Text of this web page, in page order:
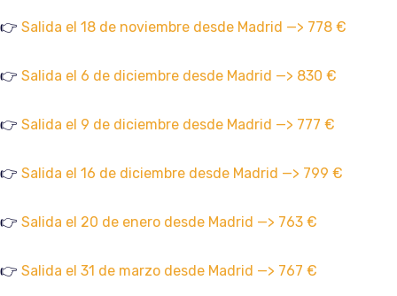
👉 Salida el 18 de noviembre desde Madrid —> 778 €
👉 Salida el 6 de diciembre desde Madrid —> 830 €
👉 Salida el 9 de diciembre desde Madrid —> 777 €
👉 Salida el 16 de diciembre desde Madrid —> 799 €
👉 Salida el 20 de enero desde Madrid —> 763 €
👉 Salida el 31 de marzo desde Madrid —> 767 €